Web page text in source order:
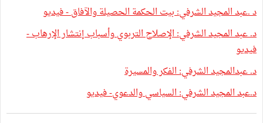
د‭. ‬عبد‭ ‬المجيد‭ ‬الشرفي: بيت الحكمة الحصيلة والآفاق - فيديو
د. عبد المجيد الشرفي: الإصلاح التربوي وأسباب إنتشار الإرهاب -
فيديو
د. عبدالمجيد الشرفي: الفكر والمسيرة
د.عبد المجيد الشرفي: السياسي والدعوي- فيديو